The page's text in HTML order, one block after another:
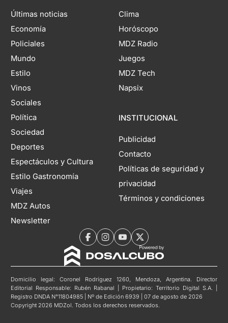
Últimas noticias
Economía
Policiales
Mundo
Estilo
Vinos
Sociales
Política
Sociedad
Deportes
Espectáculos y Cultura
Estilo Gastronomía
Viajes
MDZ Autos
Newsletter
Clima
Horóscopo
MDZ Radio
Juegos
MDZ Tech
Napsix
INSTITUCIONAL
Publicidad
Contacto
Políticas de seguridad y
privacidad
Términos y condiciones
Domicilio legal: Coronel Rodríguez 1260, Mendoza, Argentina. Director
Editorial Responsable: Rubén Rabanal | Propietario: Territorio Digital S.A. |
Registro DNDA N°11804985 | Nº de Edición 6939 | 07 de agosto de 2026
Copyright 2026 MDZol. Todos los derechos reservados.